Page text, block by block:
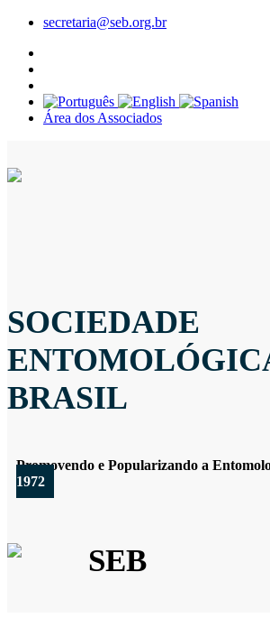
secretaria@seb.org.br
Área dos Associados
SOCIEDADE
BRASIL
Promovendo e Popularizando a
1972
SEB